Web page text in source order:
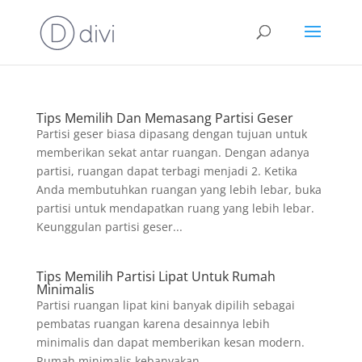
Tips Memilih Dan Memasang Partisi Geser
Partisi geser biasa dipasang dengan tujuan untuk
memberikan sekat antar ruangan. Dengan adanya
partisi, ruangan dapat terbagi menjadi 2. Ketika
Anda membutuhkan ruangan yang lebih lebar, buka
partisi untuk mendapatkan ruang yang lebih lebar.
Keunggulan partisi geser...
Tips Memilih Partisi Lipat Untuk Rumah
Minimalis
Partisi ruangan lipat kini banyak dipilih sebagai
pembatas ruangan karena desainnya lebih
minimalis dan dapat memberikan kesan modern.